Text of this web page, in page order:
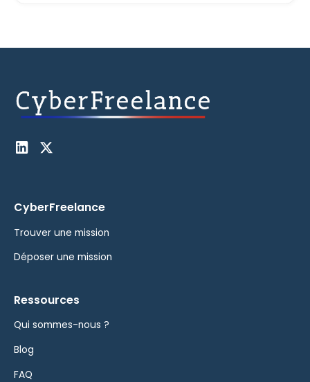
CyberFreelance
Trouver une mission
Déposer une mission
Ressources
Qui sommes-nous ?
Blog
FAQ